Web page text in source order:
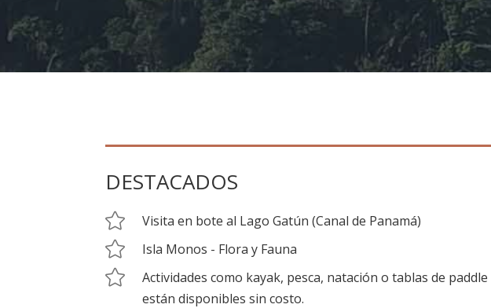
DESTACADOS
 Visita en bote al Lago Gatún (Canal de Panamá)
 Isla Monos - Flora y Fauna

Actividades como kayak, pesca, natación o tablas de paddle
están disponibles sin costo.